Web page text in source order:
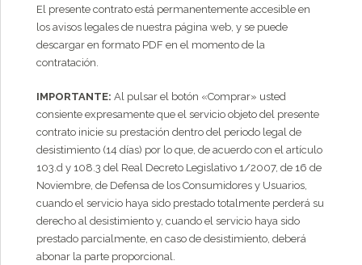
El presente contrato está permanentemente accesible en
los avisos legales de nuestra página web, y se puede
descargar en formato PDF en el momento de la
contratación.
IMPORTANTE: Al pulsar el botón «Comprar» usted
consiente expresamente que el servicio objeto del presente
contrato inicie su prestación dentro del periodo legal de
desistimiento (14 días) por lo que, de acuerdo con el artículo
103.d y 108.3 del Real Decreto Legislativo 1/2007, de 16 de
Noviembre, de Defensa de los Consumidores y Usuarios,
cuando el servicio haya sido prestado totalmente perderá su
derecho al desistimiento y, cuando el servicio haya sido
prestado parcialmente, en caso de desistimiento, deberá
abonar la parte proporcional.